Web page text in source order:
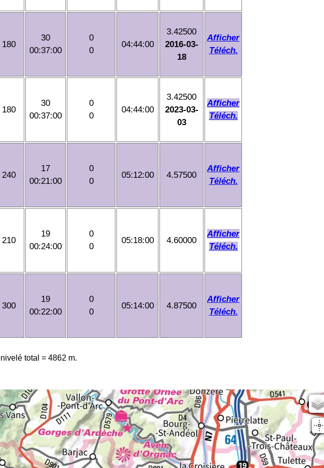
180
30
00:37:00
0
0
04:44:00
3.42500
2016-03-
18
Afficher
Téléch.
180
30
00:37:00
0
0
04:44:00
3.42500
2023-03-
03
Afficher
Téléch.
240
17
00:21:00
0
0
05:12:00 4.57500
Afficher
Téléch.
210
19
00:24:00
0
0
05:18:00 4.60000
Afficher
Téléch.
300
19
00:22:00
0
0
05:14:00 4.87500
Afficher
Téléch.
total = 4862 m.
Scan25
OSM
planIGN
IGN Sat